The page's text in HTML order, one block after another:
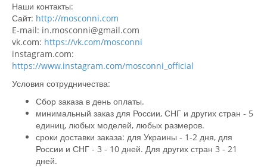
Наши контакты:
Сайт: http://mosconni.com
E-mail: in.mosconni@gmail.com
vk.com: https://vk.com/mosconni
instagram.com:
https://www.instagram.com/mosconni_official
Условия сотрудничества:
Сбор заказа в день оплаты.
минимальный заказ для России, СНГ и других стран - 5
единиц, любых моделей, любых размеров.
сроки доставки заказа: для Украины - 1-2 дня, для
России и СНГ - 3 - 10 дней. Для других стран 3 - 21
дней.